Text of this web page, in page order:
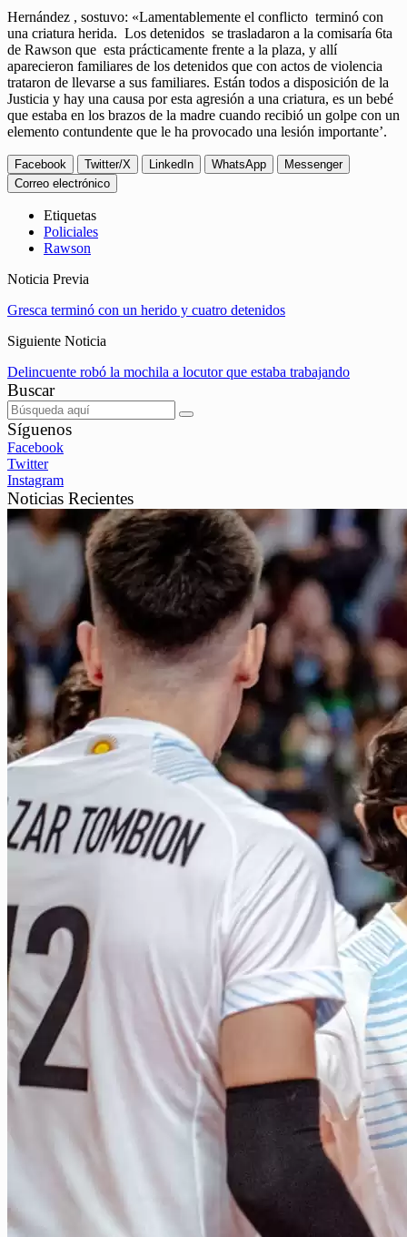
Hernández , sostuvo: «Lamentablemente el conflicto terminó con
una criatura herida. Los detenidos se trasladaron a la comisaría 6ta
de Rawson que esta prácticamente frente a la plaza, y allí
aparecieron familiares de los detenidos que con actos de violencia
trataron de llevarse a sus familiares. Están todos a disposición de la
Justicia y hay una causa por esta agresión a una criatura, es un bebé
que estaba en los brazos de la madre cuando recibió un golpe con un
elemento contundente que le ha provocado una lesión importante’.
Facebook Twitter/X LinkedIn WhatsApp
Messenger
Correo electrónico
Etiquetas
Policiales
Rawson
Noticia Previa
Gresca terminó con un herido y cuatro detenidos
Siguiente Noticia
Delincuente robó la mochila a locutor que estaba trabajando
Buscar
Síguenos
Facebook
Twitter
Instagram
Noticias Recientes